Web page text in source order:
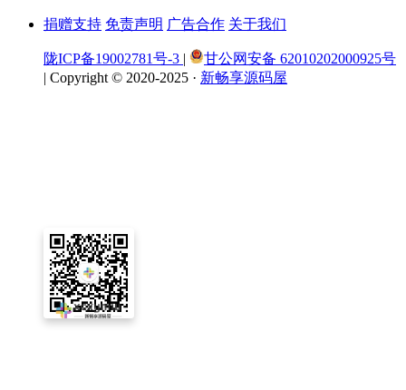
捐赠支持 免责声明 广告合作 关于我们
陇ICP备19002781号-3 |
甘公网安备 62010202000925号
| Copyright © 2020-2025 · 新畅享源码屋